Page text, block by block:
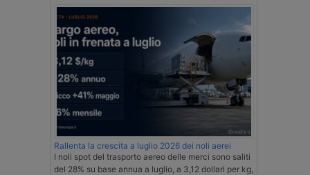
Rallenta la crescita a luglio 2026 dei noli aerei
I noli spot del trasporto aereo delle merci sono saliti
del 28% su base annua a luglio, a 3,12 dollari per kg,